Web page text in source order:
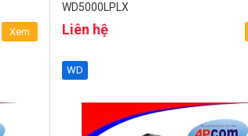
Xem
WD5000LPLX
Liên hệ
WD